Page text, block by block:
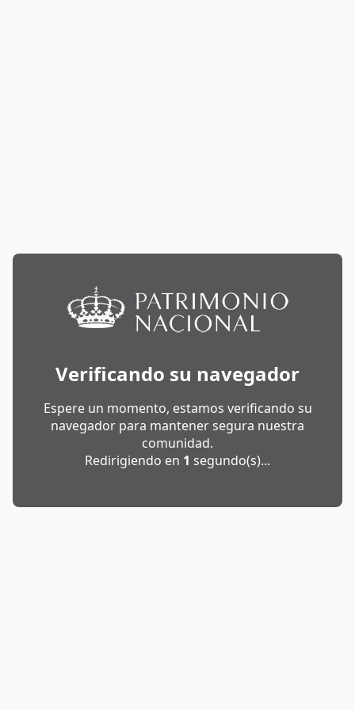
Verificando su navegador
Espere un momento, estamos verificando su
navegador para mantener segura nuestra
comunidad.
Redirigiendo en 1 segundo(s)...